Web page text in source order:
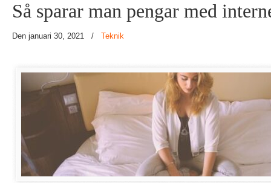
Så sparar man pengar med
Den januari 30, 2021 / Teknik